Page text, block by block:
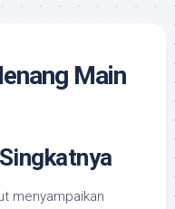
Main
menyampaikan